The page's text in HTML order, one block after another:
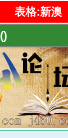
表格:新澳
()